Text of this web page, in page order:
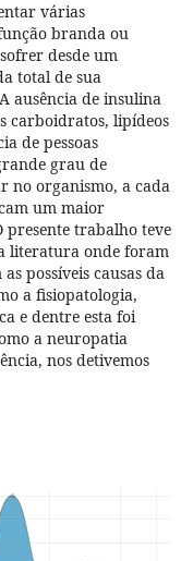
várias
branda ou
desde um
total de sua
ausência de insulina
carboidratos, lipídeos
de pessoas
grau de
no organismo, a cada
um maior
presente trabalho teve
literatura onde foram
possíveis causas da
a fisiopatologia,
e dentre esta foi
a neuropatia
nos detivemos